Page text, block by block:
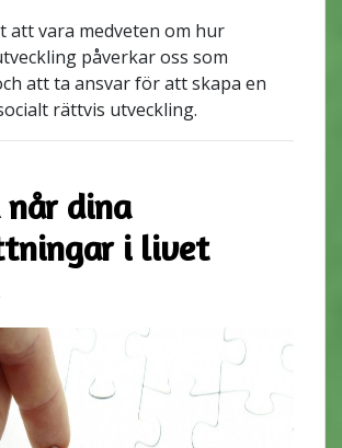
att vara medveten om hur
påverkar oss som
att ta ansvar för att skapa en
rättvis utveckling.
når dina
i livet